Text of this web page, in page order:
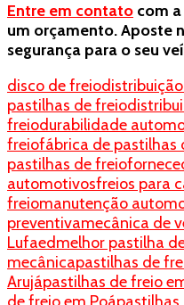
Entre em contato com
um orçamento. Aposte
segurança para o seu
disco de freio
pastilhas de freio
freiodurabilidade
freiofábrica de pastilhas
pastilhas de freio
automotivosfreios para
freiomanutenção
preventivamecânica de
Lufaedmelhor pastilha
mecânicapastilhas de
Arujápastilhas de freio